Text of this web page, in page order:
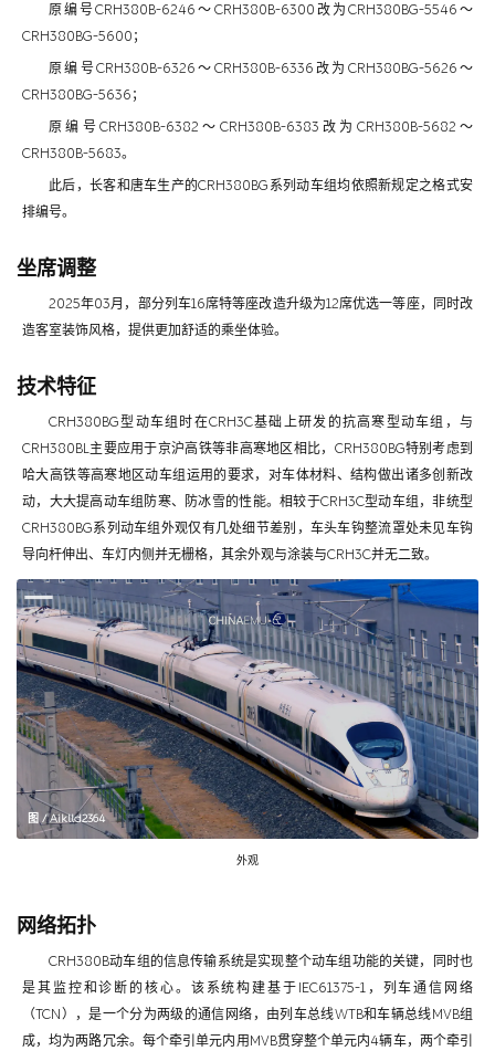
原编号CRH380B-6246～CRH380B-6300改为CRH380BG-5546～
CRH380BG-5600；
原编号CRH380B-6326～CRH380B-6336改为CRH380BG-5626～
CRH380BG-5636；
原编号CRH380B-6382～CRH380B-6383改为CRH380B-5682～
CRH380B-5683。
此后，长客和唐车生产的CRH380BG系列动车组均依照新规定之格式安
排编号。
坐席调整
2025年03月，部分列车16席特等座改造升级为12席优选一等座，同时改
造客室装饰风格，提供更加舒适的乘坐体验。
技术特征
CRH380BG型动车组时在CRH3C基础上研发的抗高寒型动车组，与
CRH380BL主要应用于京沪高铁等非高寒地区相比，CRH380BG特别考虑到
哈大高铁等高寒地区动车组运用的要求，对车体材料、结构做出诸多创新改
动，大大提高动车组防寒、防冰雪的性能。相较于CRH3C型动车组，非统型
CRH380BG系列动车组外观仅有几处细节差别，车头车钩整流罩处未见车钩
导向杆伸出、车灯内侧并无栅格，其余外观与涂装与CRH3C并无二致。
图 / Aiklld2364
外观
网络拓扑
CRH380B动车组的信息传输系统是实现整个动车组功能的关键，同时也
是其监控和诊断的核心。该系统构建基于IEC61375-1，列车通信网络
（TCN），是一个分为两级的通信网络，由列车总线WTB和车辆总线MVB组
成，均为两路冗余。每个牵引单元内用MVB贯穿整个单元内4辆车，两个牵引